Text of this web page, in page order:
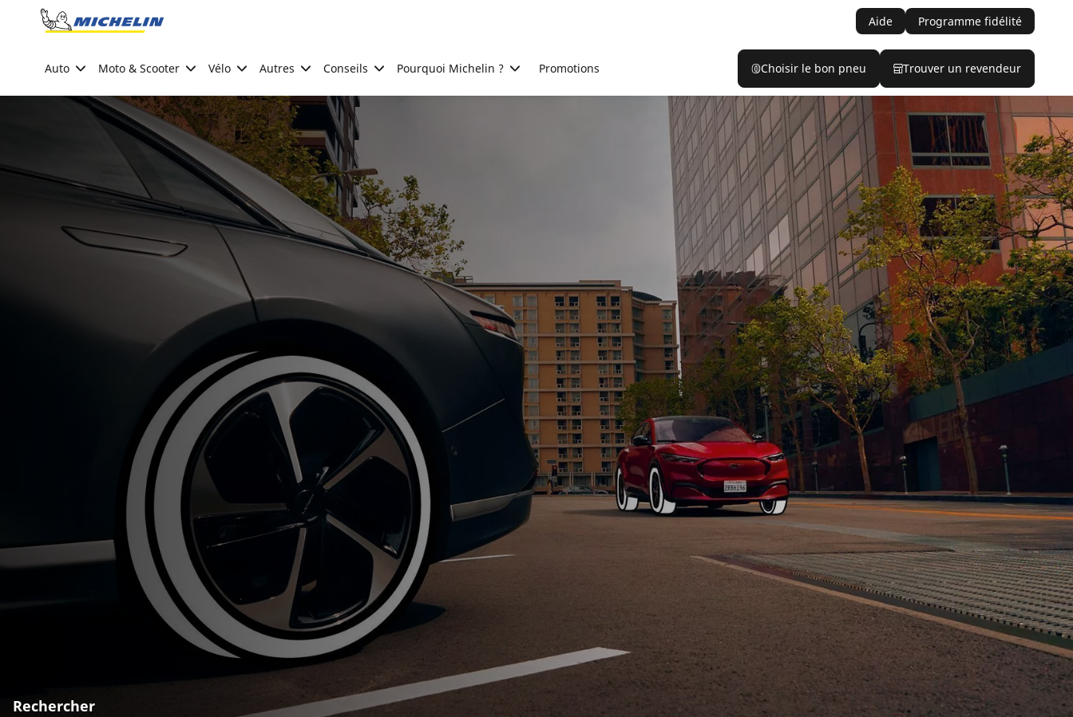
Go to page content
Aide Programme fidélité
Auto Moto & Scooter Vélo Autres Conseils Pourquoi Michelin ? Promotions Choisir le bon pneu Trouver un revendeur
Rechercher